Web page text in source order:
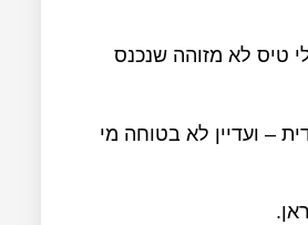
טיס לא מזוהה שנכנס
– ועדיין לא בטוחה מי